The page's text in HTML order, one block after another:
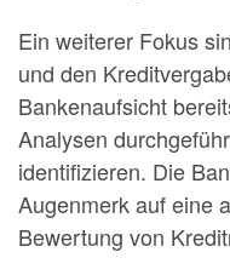
Ein weiterer Fokus
und den
Bankenaufsicht
Analysen
identifizieren. Die
Augenmerk auf eine
Bewertung von